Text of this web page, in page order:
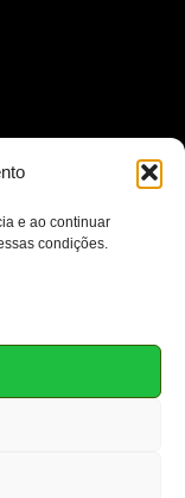
e ao continuar
condições.
- PR